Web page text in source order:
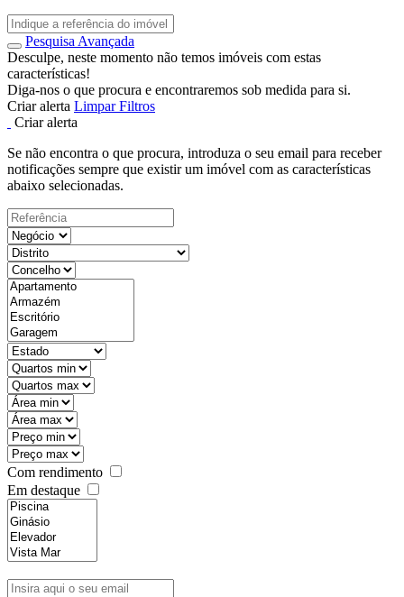
Pesquisa Avançada
Desculpe, neste momento não temos imóveis com estas
características!
Diga-nos o que procura e encontraremos sob medida para si.
Criar alerta Limpar Filtros
Criar alerta
Se não encontra o que procura, introduza o seu email para receber
notificações sempre que existir um imóvel com as características
abaixo selecionadas.
Com rendimento
Em destaque